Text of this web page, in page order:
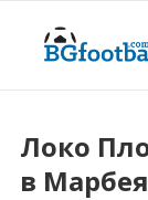
Локо
в Марбея